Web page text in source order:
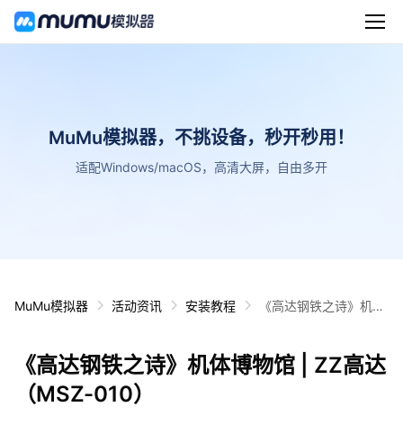
MuMu模拟器，不挑设备，秒开秒用！
适配Windows/macOS，高清大屏，自由多开
MuMu模拟器 活动资讯 安装教程
《高达钢铁之诗》机体
《高达钢铁之诗》机体博物馆 | ZZ高达
（MSZ-010）